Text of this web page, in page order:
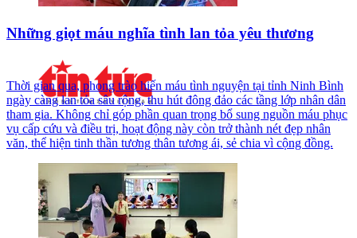
Những giọt máu nghĩa tình lan tỏa yêu thương
Thời gian qua, phong trào hiến máu tình nguyện tại tỉnh Ninh Bình
ngày càng lan tỏa sâu rộng, thu hút đông đảo các tầng lớp nhân dân
tham gia. Không chỉ góp phần quan trọng bổ sung nguồn máu phục
vụ cấp cứu và điều trị, hoạt động này còn trở thành nét đẹp nhân
văn, thể hiện tinh thần tương thân tương ái, sẻ chia vì cộng đồng.